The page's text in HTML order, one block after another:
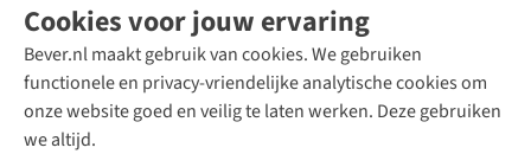
Cookies voor jouw ervaring
Bever.nl maakt gebruik van cookies. We gebruiken
functionele en privacy-vriendelijke analytische cookies om
onze website goed en veilig te laten werken. Deze gebruiken
we altijd.
Direct advies van een Buitenexpert